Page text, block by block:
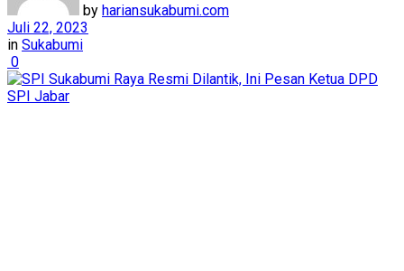
by hariansukabumi.com
Juli 22, 2023
in Sukabumi
0